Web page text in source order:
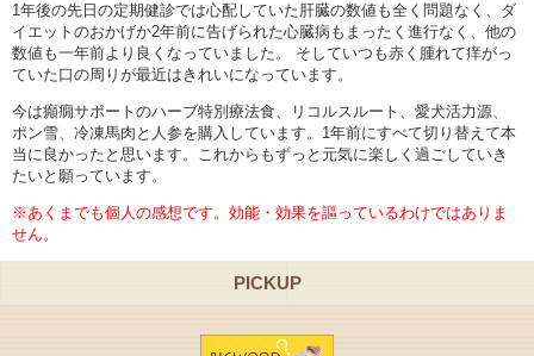
1年後の先日の定期健診では心配していた肝臓の数値も全く問題なく、ダ
イエットのおかげか2年前に告げられた心臓病もまったく進行なく、他の
数値も一年前より良くなっていました。 そしていつも赤く腫れて痒がっ
ていた口の周りが最近はきれいになっています。
今は癲癇サポートのハーブ特別療法食、リコルスルート、愛犬活力源、
ポン雪、冷凍馬肉と人参を購入しています。1年前にすべて切り替えて本
当に良かったと思います。これからもずっと元気に楽しく過ごしていき
たいと願っています。
※あくまでも個人の感想です。効能・効果を謳っているわけではありま
せん。
PICKUP